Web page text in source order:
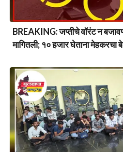
BREAKING: जप्तीचे वॉरंट न
मागितली; १० हजार घेताना